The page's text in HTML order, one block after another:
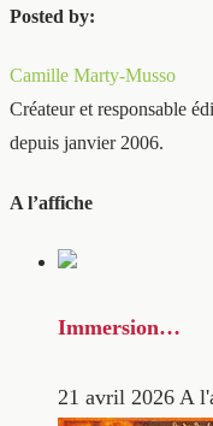
Posted by:
Camille Marty-Musso
Créateur et responsable
depuis janvier 2006.
A l’affiche
Immersion…
21 avril 2026 A